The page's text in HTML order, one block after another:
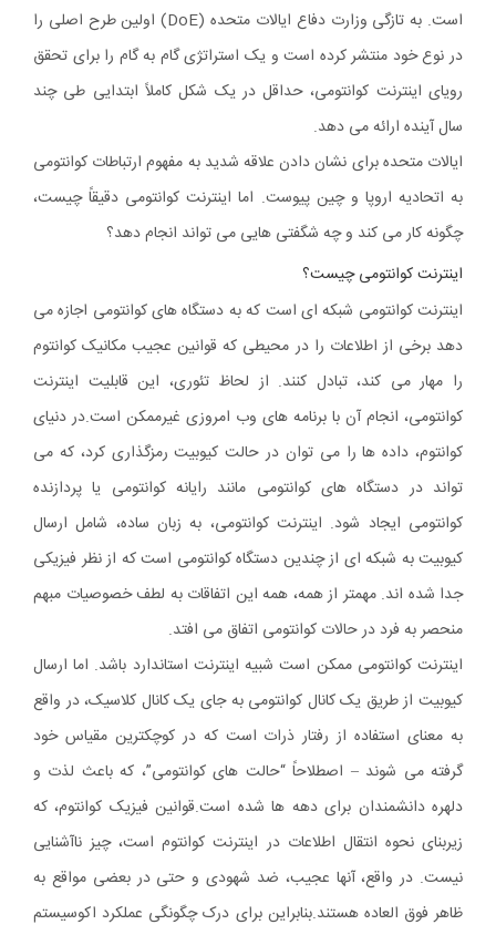
است.
به تازگی وزارت دفاع ایالات متحده (DoE) اولین طرح اصلی را
در نوع خود منتشر کرده است و یک استراتژی گام به گام را برای تحقق
رویای اینترنت کوانتومی، حداقل در یک شکل کاملاً ابتدایی طی چند
سال آینده ارائه می دهد.
ایالات متحده برای نشان دادن علاقه شدید به مفهوم ارتباطات کوانتومی
به اتحادیه اروپا و چین پیوست. اما اینترنت کوانتومی دقیقاً چیست،
چگونه کار می کند و چه شگفتی هایی می تواند انجام دهد؟
اینترنت کوانتومی چیست؟
اینترنت کوانتومی شبکه ای است که به دستگاه های کوانتومی اجازه می
دهد برخی از اطلاعات را در محیطی که قوانین عجیب مکانیک کوانتوم
را مهار می کند، تبادل کنند. از لحاظ تئوری، این قابلیت اینترنت
کوانتومی، انجام آن با برنامه های وب امروزی غیرممکن است.در دنیای
کوانتوم، داده ها را می توان در حالت کیوبیت رمزگذاری کرد، که می
تواند در دستگاه های کوانتومی مانند رایانه کوانتومی یا پردازنده
کوانتومی ایجاد شود. اینترنت کوانتومی، به زبان ساده، شامل ارسال
کیوبیت به شبکه ای از چندین دستگاه کوانتومی است که از نظر فیزیکی
جدا شده اند. مهمتر از همه، همه این اتفاقات به لطف خصوصیات مبهم
منحصر به فرد در حالات کوانتومی اتفاق می افتد.
اینترنت کوانتومی ممکن است شبیه اینترنت استاندارد باشد. اما ارسال
کیوبیت از طریق یک کانال کوانتومی به جای یک کانال کلاسیک، در واقع
به معنای استفاده از رفتار ذرات است که در کوچکترین مقیاس خود
گرفته می شوند – اصطلاحاً “حالت های کوانتومی”، که باعث لذت و
دلهره دانشمندان برای دهه ها شده است.قوانین فیزیک کوانتوم، که
زیربنای نحوه انتقال اطلاعات در اینترنت کوانتوم است، چیز ناآشنایی
نیست. در واقع، آنها عجیب، ضد شهودی و حتی در بعضی مواقع به
ظاهر فوق العاده هستند.بنابراین برای درک چگونگی عملکرد اکوسیستم